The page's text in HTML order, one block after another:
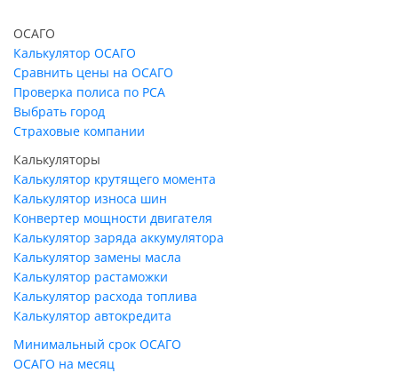
ОСАГО
Калькулятор ОСАГО
Сравнить цены на ОСАГО
Проверка полиса по РСА
Выбрать город
Страховые компании
Калькуляторы
Калькулятор крутящего момента
Калькулятор износа шин
Конвертер мощности двигателя
Калькулятор заряда аккумулятора
Калькулятор замены масла
Калькулятор растаможки
Калькулятор расхода топлива
Калькулятор автокредита
Минимальный срок ОСАГО
ОСАГО на месяц